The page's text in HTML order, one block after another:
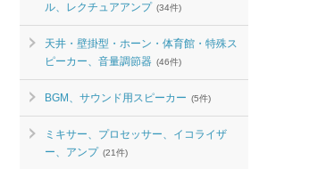
ル、レクチュアアンプ (34件)
天井・壁掛型・ホーン・体育館・特殊ス
ピーカー、音量調節器 (46件)
BGM、サウンド用スピーカー (5件)
ミキサー、プロセッサー、イコライザ
ー、アンプ (21件)